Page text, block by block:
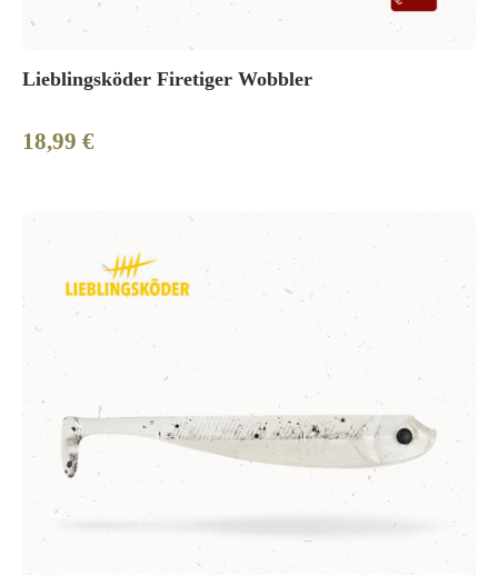
Lieblingsköder Firetiger Wobbler
Regulärer Preis:
18,99 €